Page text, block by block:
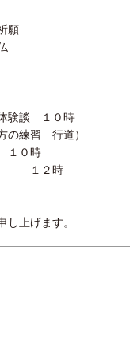
願
験談 １０時
の練習 行道）
０時
１２時
上げます。